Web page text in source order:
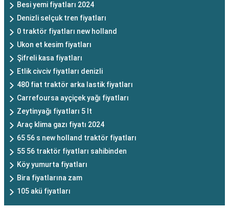
Besi yemi fiyatları 2024
Denizli selçuk tren fiyatları
0 traktör fiyatları new holland
Ukon et kesim fiyatları
Şifreli kasa fiyatları
Etlik civciv fiyatları denizli
480 fiat traktör arka lastik fiyatları
Carrefoursa ayçiçek yağı fiyatları
Zeytinyağı fiyatları 5 lt
Araç klima gazı fiyatı 2024
65 56 s new holland traktör fiyatları
55 56 traktör fiyatları sahibinden
Köy yumurta fiyatları
Bira fiyatlarına zam
105 akü fiyatları